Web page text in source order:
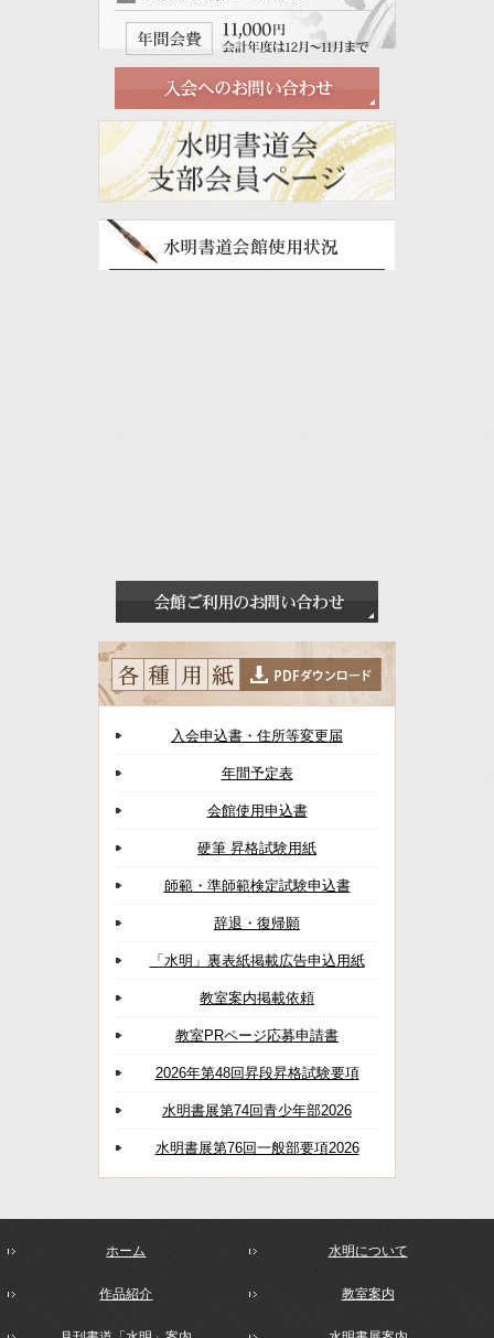
入会申込書・住所等変更届
年間予定表
会館使用申込書
硬筆 昇格試験用紙
師範・準師範検定試験申込書
辞退・復帰願
「水明」裏表紙掲載広告申込用紙
教室案内掲載依頼
教室PRページ応募申請書
2026年第48回昇段昇格試験要項
水明書展第74回青少年部2026
水明書展第76回一般部要項2026
ホーム 水明について
作品紹介 教室案内